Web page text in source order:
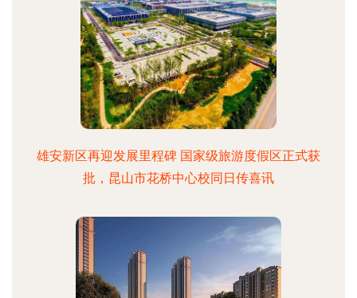
雄安新区再迎发展里程碑 国家级旅游度假区正式获
批，昆山市花桥中心校同日传喜讯